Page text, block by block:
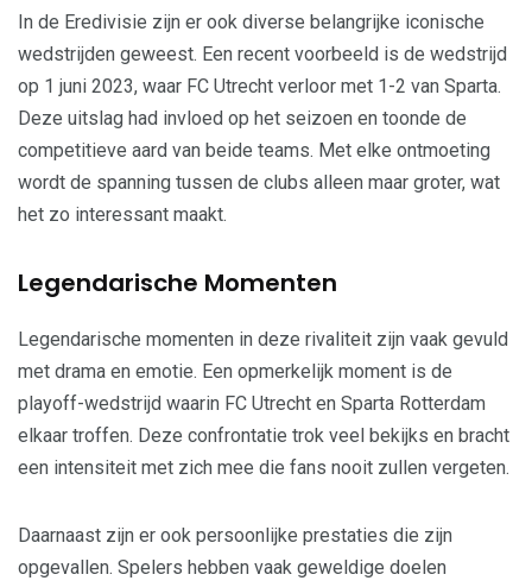
In de Eredivisie zijn er ook diverse belangrijke iconische
wedstrijden geweest. Een recent voorbeeld is de wedstrijd
op 1 juni 2023, waar FC Utrecht verloor met 1-2 van Sparta.
Deze uitslag had invloed op het seizoen en toonde de
competitieve aard van beide teams. Met elke ontmoeting
wordt de spanning tussen de clubs alleen maar groter, wat
het zo interessant maakt.
Legendarische Momenten
Legendarische momenten in deze rivaliteit zijn vaak gevuld
met drama en emotie. Een opmerkelijk moment is de
playoff-wedstrijd waarin FC Utrecht en Sparta Rotterdam
elkaar troffen. Deze confrontatie trok veel bekijks en bracht
een intensiteit met zich mee die fans nooit zullen vergeten.
Daarnaast zijn er ook persoonlijke prestaties die zijn
opgevallen. Spelers hebben vaak geweldige doelen